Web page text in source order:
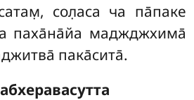
сол̣аса ча па̄паке
паха̄на̄йа маджджхима̄
пака̄сита̄.